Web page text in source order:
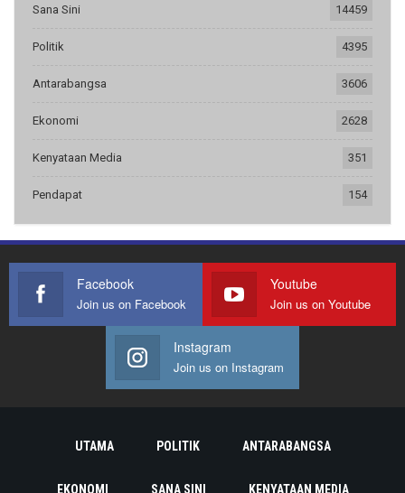
Sana Sini 14459
Politik 4395
Antarabangsa 3606
Ekonomi 2628
Kenyataan Media 351
Pendapat 154
Facebook
Join us on Facebook
Youtube
Join us on Youtube
Instagram
Join us on Instagram
UTAMA POLITIK ANTARABANGSA
EKONOMI SANA SINI KENYATAAN MEDIA